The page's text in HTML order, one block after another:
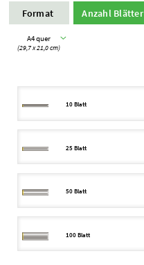
Format
A4 quer
(29,7 x 21,0 cm)
Anzahl Blätter
10 Blatt
25 Blatt
50 Blatt
100 Blatt